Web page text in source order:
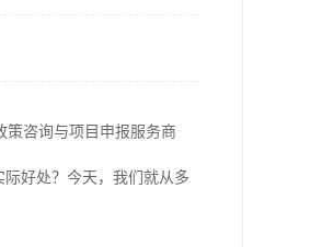
策咨询与项目申报服务商
好处？今天，我们就从多